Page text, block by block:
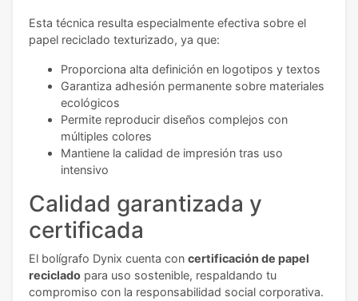
Esta técnica resulta especialmente efectiva sobre el
papel reciclado texturizado, ya que:
Proporciona alta definición en logotipos y textos
Garantiza adhesión permanente sobre materiales
ecológicos
Permite reproducir diseños complejos con
múltiples colores
Mantiene la calidad de impresión tras uso
intensivo
Calidad garantizada y
certificada
El bolígrafo Dynix cuenta con certificación de papel
reciclado para uso sostenible, respaldando tu
compromiso con la responsabilidad social corporativa.